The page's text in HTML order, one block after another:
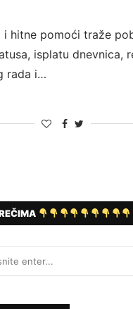
i hitne pomoći traže
isplatu dnevnica,
rada i…